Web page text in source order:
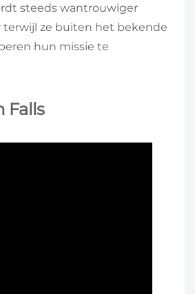
steeds wantrouwiger
terwijl ze buiten het bekende
hun missie te
Falls